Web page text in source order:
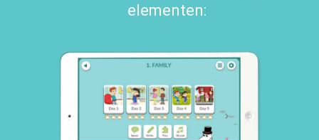
elementen: